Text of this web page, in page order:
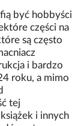
być hobbyści
części na
są często
i bardzo
roku, a mimo
tej
i innych